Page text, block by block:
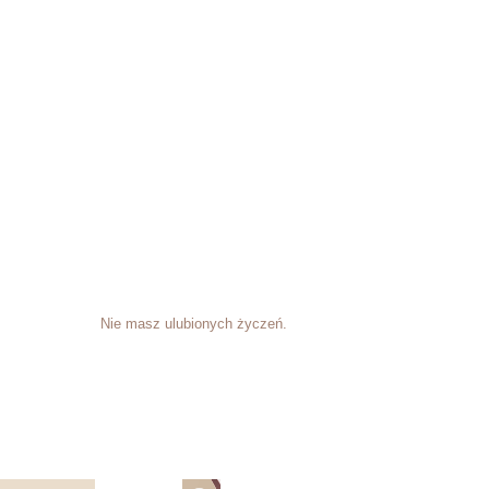
Nie masz ulubionych życzeń.